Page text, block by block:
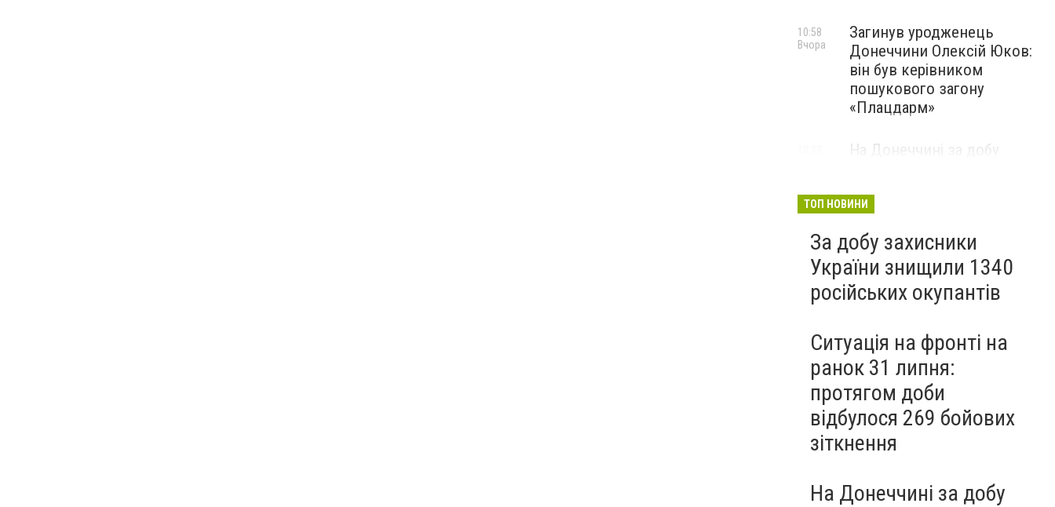
Загинув уродженець
Донеччини Олексій Юков:
він був керівником
пошукового загону
«Плацдарм»
10:58
Вчора
На Донеччині за добу
одна людина загинула та ще
ТОП НОВИНИ
За добу захисники
України знищили 1340
російських окупантів
Ситуація на фронті на
ранок 31 липня:
протягом доби
відбулося 269 бойових
зіткнення
На Донеччині за добу